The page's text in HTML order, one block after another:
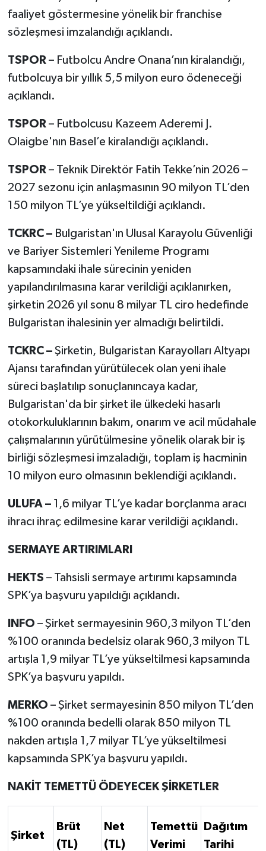
faaliyet göstermesine yönelik bir franchise
sözleşmesi imzalandığı açıklandı.
TSPOR – Futbolcu Andre Onana’nın kiralandığı,
futbolcuya bir yıllık 5,5 milyon euro ödeneceği
açıklandı.
TSPOR – Futbolcusu Kazeem Aderemi J.
Olaigbe'nın Basel’e kiralandığı açıklandı.
TSPOR – Teknik Direktör Fatih Tekke’nin 2026 –
2027 sezonu için anlaşmasının 90 milyon TL’den
150 milyon TL’ye yükseltildiği açıklandı.
TCKRC – Bulgaristan'ın Ulusal Karayolu Güvenliği
ve Bariyer Sistemleri Yenileme Programı
kapsamındaki ihale sürecinin yeniden
yapılandırılmasına karar verildiği açıklanırken,
şirketin 2026 yıl sonu 8 milyar TL ciro hedefinde
Bulgaristan ihalesinin yer almadığı belirtildi.
TCKRC – Şirketin, Bulgaristan Karayolları Altyapı
Ajansı tarafından yürütülecek olan yeni ihale
süreci başlatılıp sonuçlanıncaya kadar,
Bulgaristan'da bir şirket ile ülkedeki hasarlı
otokorkuluklarının bakım, onarım ve acil müdahale
çalışmalarının yürütülmesine yönelik olarak bir iş
birliği sözleşmesi imzaladığı, toplam iş hacminin
10 milyon euro olmasının beklendiği açıklandı.
ULUFA – 1,6 milyar TL’ye kadar borçlanma aracı
ihracı ihraç edilmesine karar verildiği açıklandı.
SERMAYE ARTIRIMLARI
HEKTS – Tahsisli sermaye artırımı kapsamında
SPK’ya başvuru yapıldığı açıklandı.
INFO – Şirket sermayesinin 960,3 milyon TL’den
%100 oranında bedelsiz olarak 960,3 milyon TL
artışla 1,9 milyar TL’ye yükseltilmesi kapsamında
SPK’ya başvuru yapıldı.
MERKO – Şirket sermayesinin 850 milyon TL’den
%100 oranında bedelli olarak 850 milyon TL
nakden artışla 1,7 milyar TL’ye yükseltilmesi
kapsamında SPK’ya başvuru yapıldı.
NAKİT TEMETTÜ ÖDEYECEK ŞİRKETLER
Şirket
Brüt
(TL)
Net
(TL)
Temettü
Verimi
Dağıtım
Tarihi